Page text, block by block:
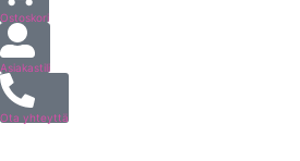
Ostoskori
Asiakastili
Ota yhteyttä